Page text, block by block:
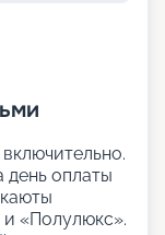
включительно.
день оплаты
«Полулюкс».